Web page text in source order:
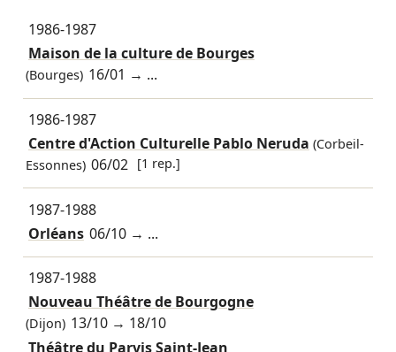
1986-1987
Maison de la culture de Bourges
(Bourges) 16/01 → ...
1986-1987
Centre d'Action Culturelle Pablo Neruda (Corbeil-
Essonnes) 06/02 [1 rep.]
1987-1988
Orléans 06/10 → ...
1987-1988
Nouveau Théâtre de Bourgogne
(Dijon) 13/10 → 18/10
Théâtre du Parvis Saint-Jean